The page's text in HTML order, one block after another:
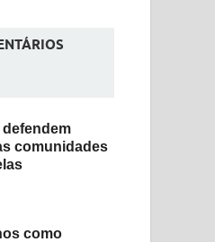
comunidades
como